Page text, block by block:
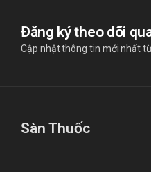
Đăng ký theo dõi
Cập nhật thông tin mới nhất
Sàn Thuốc